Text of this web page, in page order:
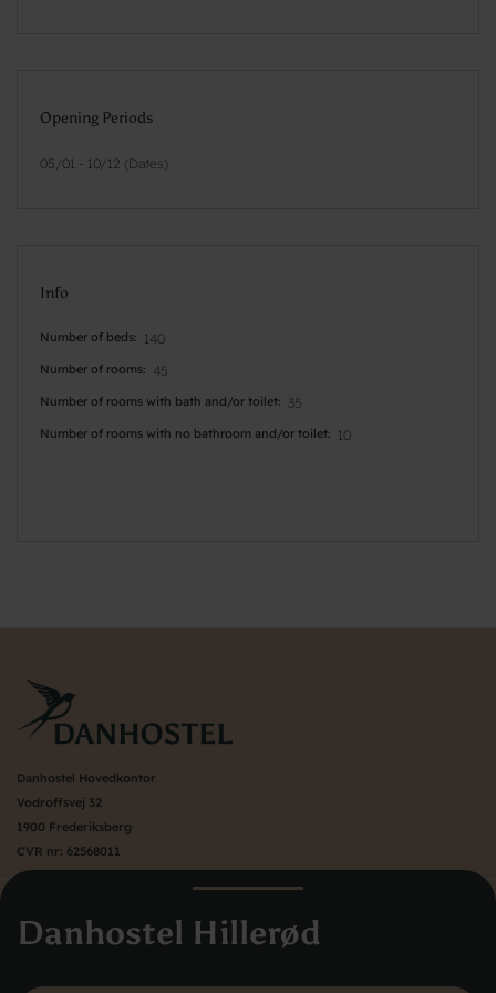
Danhostel Hillerød
Opening Periods
05/01 - 10/12 (Dates)
Info
Number of beds 140
Number of rooms 45
Number of rooms with bath and/or toilet 35
Number of rooms with no bathroom and/or toilet 10
Danhostel Hovedkontor
Vodroffsvej 32
1900 Frederiksberg
CVR nr: 62568011
Youth hostels abroad
FAQ